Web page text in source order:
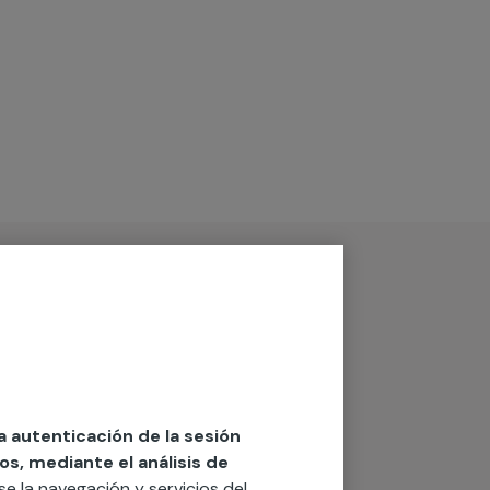
autenticación de la sesión
mediante el análisis de